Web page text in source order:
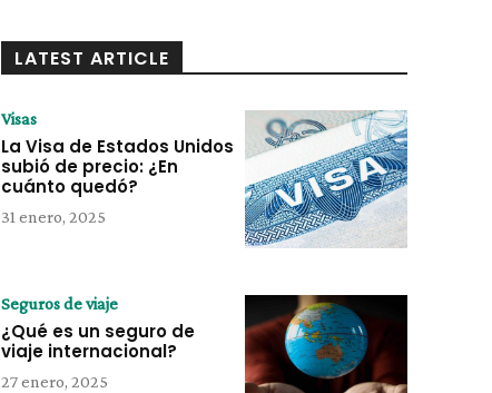
LATEST ARTICLE
Visas
La Visa de Estados Unidos
subió de precio: ¿En
cuánto quedó?
31 enero, 2025
Seguros de viaje
¿Qué es un seguro de
viaje internacional?
27 enero, 2025